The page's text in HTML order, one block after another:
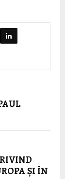
ȘI ÎN